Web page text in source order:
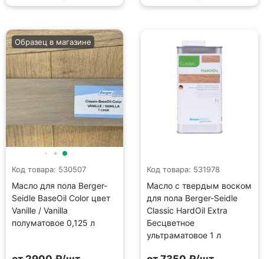
Код товара: 530507
Масло для пола Berger-
Seidle BaseOil Color цвет
Vanille / Vanilla
полуматовое 0,125 л
Образец в магазине
Код товара: 531978
Масло с твердым воском
для пола Berger-Seidle
Classic HardOil Extra
Бесцветное
ультраматовое 1 л